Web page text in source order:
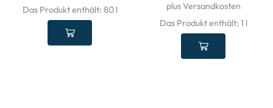
Das Produkt enthält: 80 l
plus Versandkosten
Das Produkt enthält: 1 l